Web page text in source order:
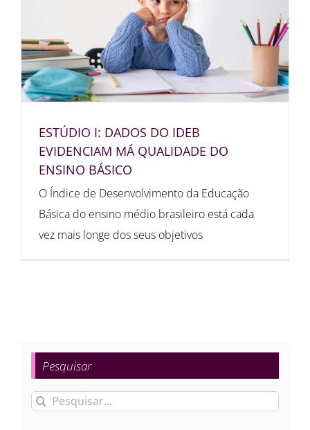
ESTÚDIO I: DADOS DO IDEB
EVIDENCIAM MÁ QUALIDADE DO
ENSINO BÁSICO
O Índice de Desenvolvimento da Educação
Básica do ensino médio brasileiro está cada
vez mais longe dos seus objetivos
Pesquisar
Buscar